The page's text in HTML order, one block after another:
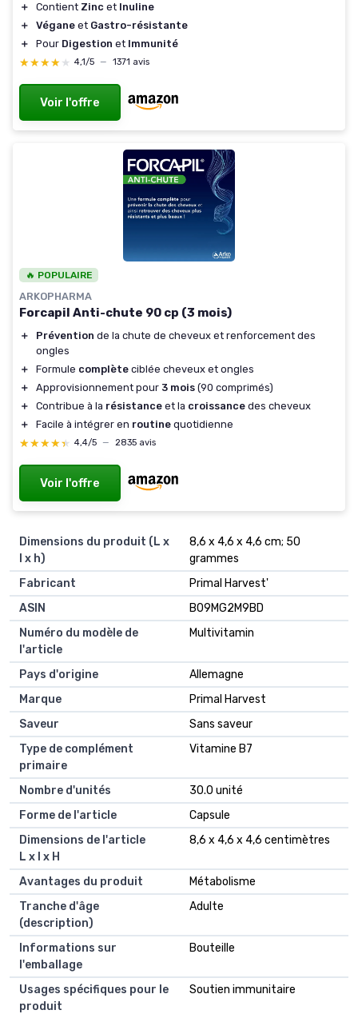
＋ Contient Zinc et Inuline
＋
Végane et Gastro-résistante
＋
Pour Digestion et Immunité
★★★★★
★★★★★ 4,1/5 — 1371 avis
Voir l'offre
🔥 POPULAIRE
ARKOPHARMA
Forcapil Anti-chute 90 cp (3 mois)
＋ Prévention de la chute de cheveux et renforcement des
ongles
＋
Formule complète ciblée cheveux et ongles
＋
Approvisionnement pour 3 mois (90 comprimés)
＋
Contribue à la résistance et la croissance des cheveux
＋
Facile à intégrer en routine quotidienne
★★★★★
★★★★★ 4,4/5 — 2835 avis
Voir l'offre
Dimensions du produit (L x
l x h)
8,6 x 4,6 x 4,6 cm; 50
grammes
Fabricant
Primal Harvest'
ASIN
B09MG2M9BD
Numéro du modèle de
l'article
Multivitamin
Pays d'origine
Allemagne
Marque
Primal Harvest
Saveur
Sans saveur
Type de complément
primaire
Vitamine B7
Nombre d'unités
30.0 unité
Forme de l'article
Capsule
Dimensions de l'article
L x l x H
8,6 x 4,6 x 4,6 centimètres
Avantages du produit
Métabolisme
Tranche d'âge
(description)
Adulte
Informations sur
l'emballage
Bouteille
Usages spécifiques pour le
produit
Soutien immunitaire